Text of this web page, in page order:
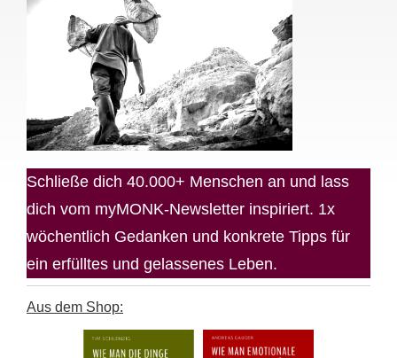
Schließe dich 40.000+ Menschen an und lass
dich vom myMONK-Newsletter inspiriert. 1x
wöchentlich Gedanken und konkrete Tipps für
ein erfülltes und gelassenes Leben.
Aus dem Shop: